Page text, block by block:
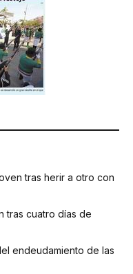
tras herir a otro con
tras cuatro días de
endeudamiento de las